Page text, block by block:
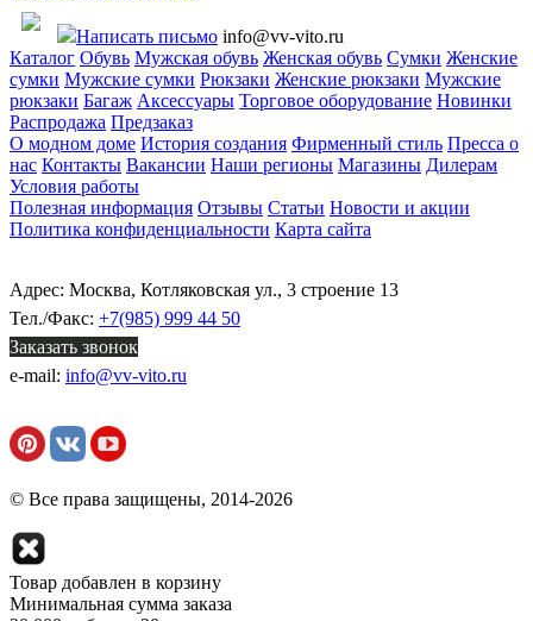
Написать письмо info@vv-vito.ru
Каталог Обувь Мужская обувь Женская обувь Сумки Женские
сумки Мужские сумки Рюкзаки Женские рюкзаки Мужские
рюкзаки Багаж Аксессуары Торговое оборудование Новинки
Распродажа Предзаказ
О модном доме История создания Фирменный стиль Пресса о
нас Контакты Вакансии Наши регионы Магазины Дилерам
Условия работы
Полезная информация Отзывы Статьи Новости и акции
Политика конфиденциальности Карта сайта
Адрес: Москва, Котляковская ул., 3 строение 13
Тел./Факс: +7(985) 999 44 50
Заказать звонок
e-mail: info@vv-vito.ru
© Все права защищены, 2014-2026
Товар добавлен в корзину
Минимальная сумма заказа